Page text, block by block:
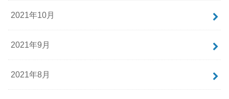
2021年10月
2021年9月
2021年8月